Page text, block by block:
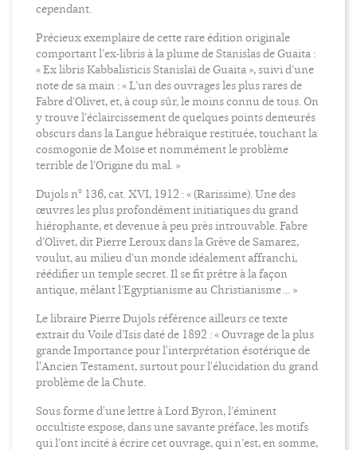
cependant.
Précieux exemplaire de cette rare édition originale
comportant l’ex-libris à la plume de Stanislas de Guaita :
« Ex libris Kabbalisticis Stanislaï de Guaita », suivi d’une
note de sa main : « L’un des ouvrages les plus rares de
Fabre d’Olivet, et, à coup sûr, le moins connu de tous. On
y trouve l’éclaircissement de quelques points demeurés
obscurs dans la Langue hébraïque restituée, touchant la
cosmogonie de Moïse et nommément le problème
terrible de l’Origine du mal. »
Dujols n° 136, cat. XVI, 1912 : « (Rarissime). Une des
œuvres les plus profondément initiatiques du grand
hiérophante, et devenue à peu près introuvable. Fabre
d’Olivet, dit Pierre Leroux dans la Grève de Samarez,
voulut, au milieu d’un monde idéalement affranchi,
réédifier un temple secret. Il se fit prêtre à la façon
antique, mêlant l’Egyptianisme au Christianisme ... »
Le libraire Pierre Dujols référence ailleurs ce texte
extrait du Voile d’Isis daté de 1892 : « Ouvrage de la plus
grande Importance pour l'interprétation ésotérique de
l'Ancien Testament, surtout pour l'élucidation du grand
problème de la Chute.
Sous forme d'une lettre à Lord Byron, l’éminent
occultiste expose, dans une savante préface, les motifs
qui l’ont incité à écrire cet ouvrage, qui n’est, en somme,